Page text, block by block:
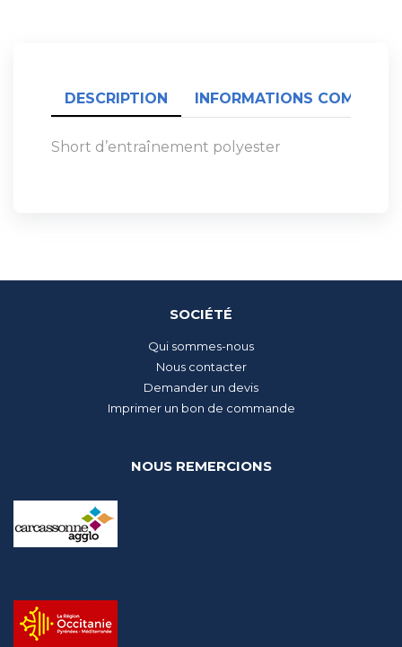
DESCRIPTION INFORMATIONS
Short d’entraînement polyester
SOCIÉTÉ
Qui sommes-nous
Nous contacter
Demander un devis
Imprimer un bon de commande
NOUS REMERCIONS